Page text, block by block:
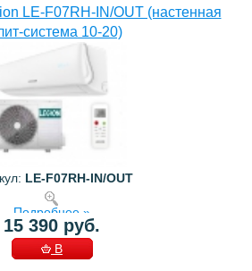
LE-F07RH-IN/OUT (настенная
система 10-20)
LE-F07RH-IN/OUT
Подробнее »
15 390 руб.
В